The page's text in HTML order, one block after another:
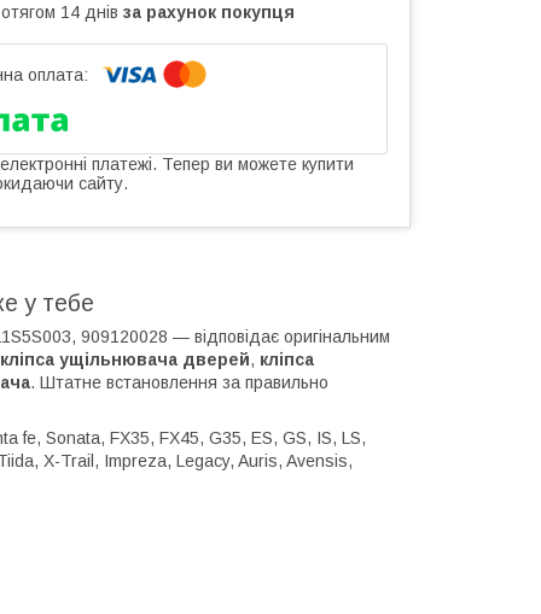
14 днів за рахунок покупця
платежі. Тепер ви можете купити
сайту.
у тебе
909120028 — відповідає оригінальним
кліпса ущільнювача дверей, кліпса
. Штатне встановлення за правильно
fe, Sonata, FX35, FX45, G35, ES, GS, IS, LS,
X-Trail, Impreza, Legacy, Auris, Avensis,